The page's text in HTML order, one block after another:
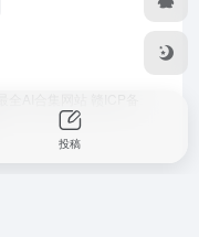
投稿